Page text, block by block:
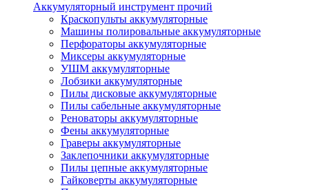
Аккумуляторный инструмент прочий
Краскопульты аккумуляторные
Машины полировальные аккумуляторные
Перфораторы аккумуляторные
Миксеры аккумуляторные
УШМ аккумуляторные
Лобзики аккумуляторные
Пилы дисковые аккумуляторные
Пилы сабельные аккумуляторные
Реноваторы аккумуляторные
Фены аккумуляторные
Граверы аккумуляторные
Заклепочники аккумуляторные
Пилы цепные аккумуляторные
Гайковерты аккумуляторные